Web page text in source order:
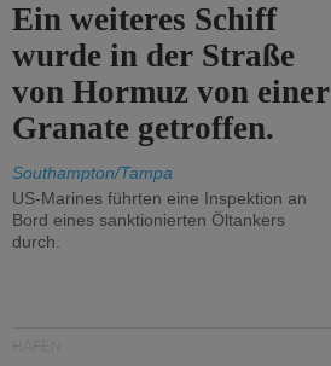
Ein weiteres Schiff
wurde in der Straße
von Hormuz von einer
Granate getroffen.
Southampton/Tampa
US-Marines führten eine Inspektion an
Bord eines sanktionierten Öltankers
durch.